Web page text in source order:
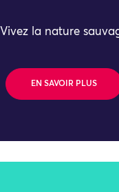
Vivez la nature
EN SAVOIR PLUS